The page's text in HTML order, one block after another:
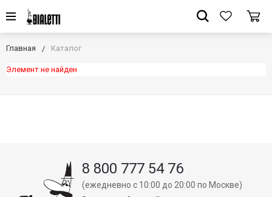
Главная Каталог
Элемент не найден
8 800 777 54 76
(ежедневно с 10:00 до 20:00 по Москве)